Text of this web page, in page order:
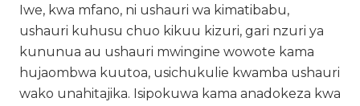
Iwe, kwa mfano, ni ushauri wa kimatibabu,
ushauri kuhusu chuo kikuu kizuri, gari nzuri ya
kununua au ushauri mwingine wowote kama
hujaombwa kuutoa, usichukulie kwamba ushauri
wako unahitajika. Isipokuwa kama anadokeza kwa